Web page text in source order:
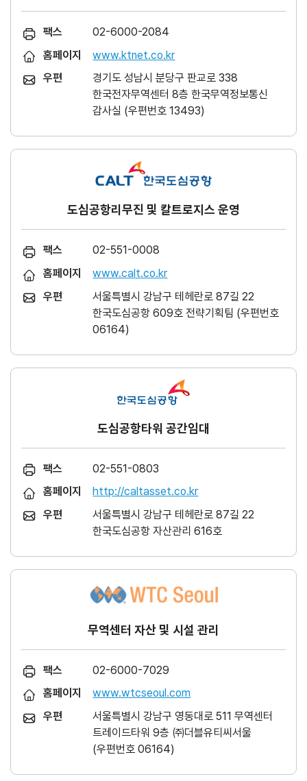
팩스
02-6000-2084
홈페이지
www.ktnet.co.kr
우편
경기도 성남시 분당구 판교로 338
한국전자무역센터 8층 한국무역정보통신
감사실 (우편번호 13493)
도심공항리무진 및 칼트로지스 운영
팩스
02-551-0008
홈페이지
www.calt.co.kr
우편
서울특별시 강남구 테헤란로 87길 22
한국도심공항 609호 전략기획팀 (우편번호
06164)
도심공항타워 공간임대
팩스
02-551-0803
홈페이지
http://caltasset.co.kr
우편
서울특별시 강남구 테헤란로 87길 22
한국도심공항 자산관리 616호
무역센터 자산 및 시설 관리
팩스
02-6000-7029
홈페이지
www.wtcseoul.com
우편
서울특별시 강남구 영동대로 511 무역센터
트레이드타워 9층 ㈜더블유티씨서울
(우편번호 06164)